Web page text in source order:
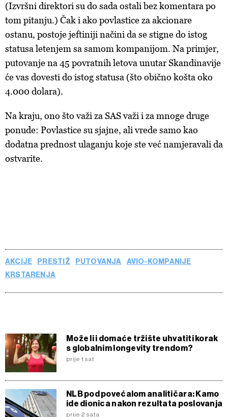
(Izvršni direktori su do sada ostali bez komentara po
tom pitanju.) Čak i ako povlastice za akcionare
ostanu, postoje jeftiniji načini da se stigne do istog
statusa letenjem sa samom kompanijom. Na primjer,
putovanje na 45 povratnih letova unutar Skandinavije
će vas dovesti do istog statusa (što obično košta oko
4.000 dolara).
Na kraju, ono što važi za SAS važi i za mnoge druge
ponude: Povlastice su sjajne, ali vrede samo kao
dodatna prednost ulaganju koje ste već namjeravali da
ostvarite.
AKCIJE PRESTIŽ PUTOVANJA
AVIO-KOMPANIJE
KRSTARENJA
Može li i domaće tržište uhvatiti korak
s globalnim longevity trendom?
prije 1 sat
NLB pod povećalom analitičara: Kamo
ide dionica nakon rezultata poslovanja
prije 2 sata